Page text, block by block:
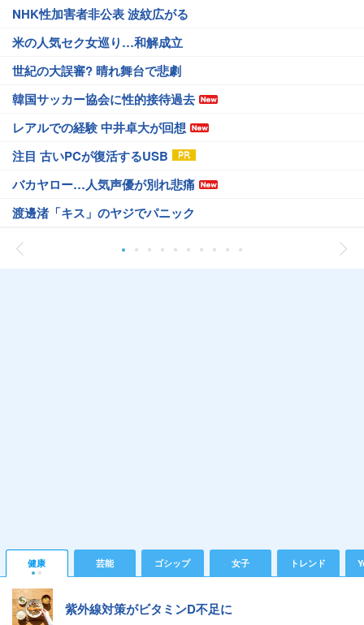
NHK性加害者非公表 波紋広がる
米の人気セク女巡り…和解成立
世紀の大誤審? 晴れ舞台で悲劇
韓国サッカー協会に性的接待過去
レアルでの経験 中井卓大が回想
注目 古いPCが復活するUSB
バカヤロー…人気声優が別れ悲痛
渡邊渚「キス」のヤジでパニック
健康 芸能 ゴシップ 女子 トレンド
紫外線対策がビタミンD不足に